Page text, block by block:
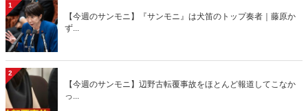
1
【今週のサンモニ】『サンモニ』は犬笛のトップ奏者｜藤原か
ず...
2
【今週のサンモニ】辺野古転覆事故をほとんど報道してこなか
っ...